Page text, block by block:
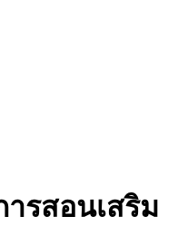
ารสอนเสริม